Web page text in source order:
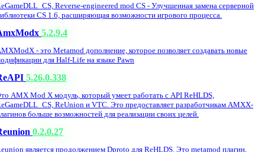
Reverse-engineered mod CS - Улучшенная замена серверной
CS 1.6, расширяющая возможности игрового процесса.
5.2.9.4
- это Metamod дополнение, которое позволяет создавать новые
для Half-Life на языке Pawn
5.26.0.338
AMX Mod X модуль, который умеет работать с API ReHLDS,
ReUnion и VTC. Это предоставляет разработчикам AMXX-
больше возможностей для реализации своих целей.
0.2.0.27
является продолжением Dproto для ReHLDS. Это metamod плагин,